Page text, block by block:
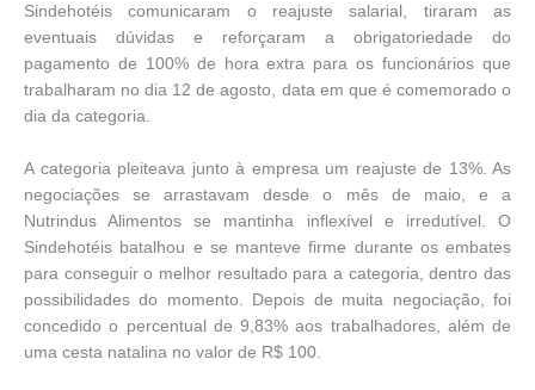
Sindehotéis comunicaram o reajuste salarial, tiraram as
eventuais dúvidas e reforçaram a obrigatoriedade do
pagamento de 100% de hora extra para os funcionários que
trabalharam no dia 12 de agosto, data em que é comemorado o
dia da categoria.
A categoria pleiteava junto à empresa um reajuste de 13%. As
negociações se arrastavam desde o mês de maio, e a
Nutrindus Alimentos se mantinha inflexível e irredutível. O
Sindehotéis batalhou e se manteve firme durante os embates
para conseguir o melhor resultado para a categoria, dentro das
possibilidades do momento. Depois de muita negociação, foi
concedido o percentual de 9,83% aos trabalhadores, além de
uma cesta natalina no valor de R$ 100.